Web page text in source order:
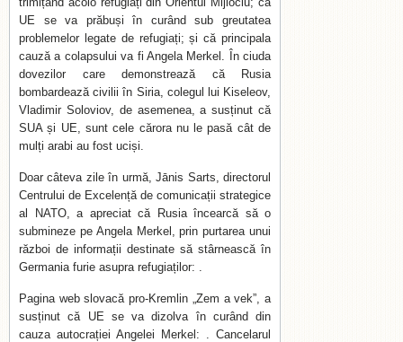
UE se va prăbuși în curând sub greutatea
problemelor legate de refugiați; și că principala
cauză a colapsului va fi Angela Merkel. În ciuda
dovezilor care demonstrează că Rusia
bombardează civilii în Siria, colegul lui Kiseleov,
Vladimir Soloviov, de asemenea, a susținut că
SUA și UE, sunt cele cărora nu le pasă cât de
mulți arabi au fost uciși.
Doar câteva zile în urmă, Jānis Sarts, directorul
Centrului de Excelență de comunicații strategice
al NATO, a apreciat că Rusia încearcă să o
submineze pe Angela Merkel, prin purtarea unui
război de informații destinate să stârnească în
Germania furie asupra refugiaților: .
Pagina web slovacă pro-Kremlin „Zem a vek”, a
susținut că UE se va dizolva în curând din
cauza autocrației Angelei Merkel: . Cancelarul